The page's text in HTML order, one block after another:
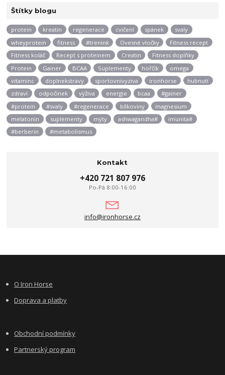
Štítky blogu
protein kreatin regenerace cvičení spánek
svaly
wheyprotein
fitness #trenink Ovesné vločky
Fitness recept
Fitness koláč
Recept s proteinem Creatin
Fitness doplňky
Protein
Gainer BCAA Suplementy hořčík
omega
vitaminc
doplnekstravy sportovnivyziva ironhorse
hubnutí
zdraví
odpočinek výživa energie bcaa
#gainer
#protein
#svaly #regenerace bílkoviny
magnesium
melatonin
suplementy mýty ashwagandha#
imunita#
#berberin
#metabolismus
Kontakt
+420 721 807 976
Po-Pá 8:00-16:00
info@ironhorse.cz
O Iron Horse
Doprava a platby
Obchodní podmínky
Partnerský program